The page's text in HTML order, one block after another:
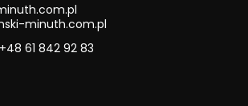
minuth.com.pl
+48 61 842 92 83